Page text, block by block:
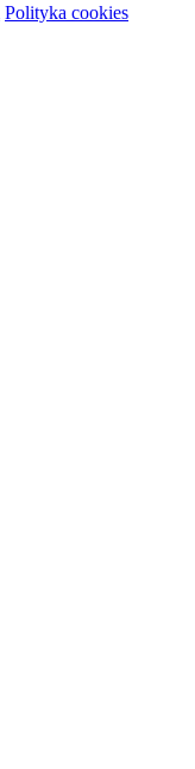
Polityka cookies